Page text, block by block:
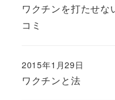
ワクチンを打たせな
コミ
ワクチンと法
2015年1月29日